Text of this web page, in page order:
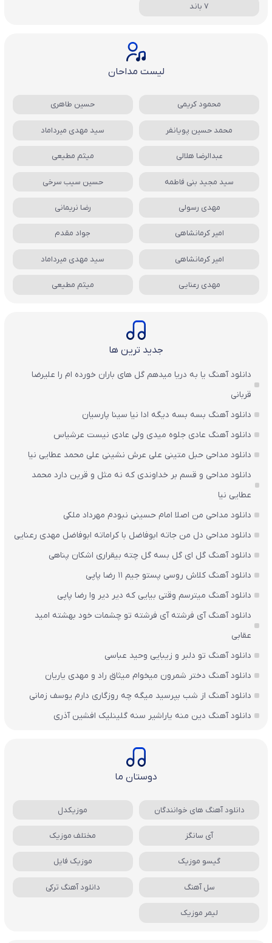
7 باند
لیست مداحان
محمود کریمی حسین طاهری
محمد حسین پویانفر سید مهدی میرداماد
عبدالرضا هلالی میثم مطیعی
سید مجید بنی فاطمه حسین سیب سرخی
مهدی رسولی رضا نریمانی
امیر کرمانشاهی جواد مقدم
امیر کرمانشاهی سید مهدی میرداماد
مهدی رعنایی میثم مطیعی
جدید ترین ها
دانلود آهنگ یا به دریا میدهم گل های باران‌ خورده ام را علیرضا
قربانی
دانلود آهنگ بسه بسه دیگه ادا نیا سینا پارسیان
دانلود آهنگ عادی جلوه میدی ولی عادی نیست عرشیاس
دانلود مداحی حبل متینی علی عرش نشینی علی محمد عطایی نیا
دانلود مداحی و قسم بر خداوندی که نه مثل و قرین دارد محمد
عطایی نیا
دانلود مداحی من اصلا امام حسینی نبودم مهرداد ملکی
دانلود مداحی دل من جاته ابوفاضل با کراماته ابوفاضل مهدی رعنایی
دانلود آهنگ گل ای گل بسه گل چته بیقراری اشکان پناهی
دانلود آهنگ کلاش روسی پستو جیم ۱۱ رضا پاپی
دانلود آهنگ میترسم وقتی بیایی که دیر دیر وا رضا پاپی
دانلود آهنگ آی فرشته آی فرشته تو چشمات خود بهشته امید
عقابی
دانلود آهنگ تو دلبر و زیبایی وحید عباسی
دانلود آهنگ دختر شمرون میخوام میثاق راد و مهدی یاریان
دانلود آهنگ از شب بپرسید میگه چه روزگاری دارم یوسف زمانی
دانلود آهنگ دین منه یاراشیر سنه گلینلیک افشین آذری
دوستان ما
دانلود آهنگ های خوانندگان موزیکدل
آی سانگز مختلف موزیک
گیسو موزیک موزیک فایل
سل آهنگ دانلود آهنگ ترکی
لیمر موزیک